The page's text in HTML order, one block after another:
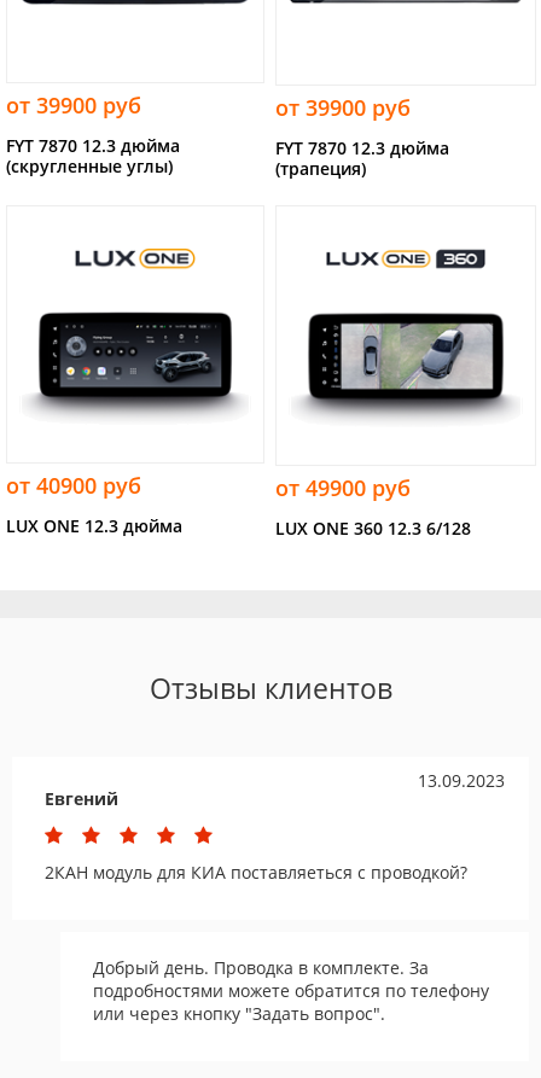
от 39900 руб
FYT 7870 12.3 дюйма
(скругленные углы)
от 39900 руб
FYT 7870 12.3 дюйма
(трапеция)
от 40900 руб
LUX ONE 12.3 дюйма
от 49900 руб
LUX ONE 360 12.3 6/128
Отзывы клиентов
13.09.2023
Евгений
2КАН модуль для КИА поставляеться с проводкой?
Добрый день. Проводка в комплекте. За
подробностями можете обратится по телефону
или через кнопку "Задать вопрос".